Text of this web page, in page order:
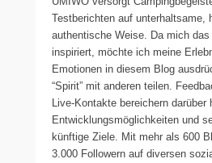
Testberichten auf unterhaltsame,
authentische Weise. Da mich
inspiriert, möchte ich meine
Emotionen in diesem Blog
“Spirit” mit anderen teilen.
Live-Kontakte bereichern darüber
Entwicklungsmöglichkeiten und
künftige Ziele. Mit mehr als 600
3.000 Followern auf diversen